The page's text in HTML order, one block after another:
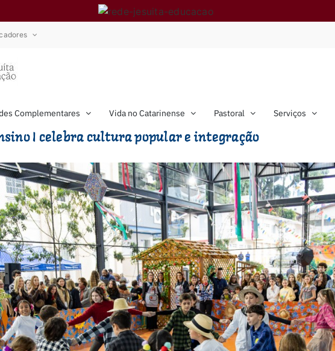
Complementares Vida no Catarinense Pastoral Serviços
I celebra cultura popular e integração